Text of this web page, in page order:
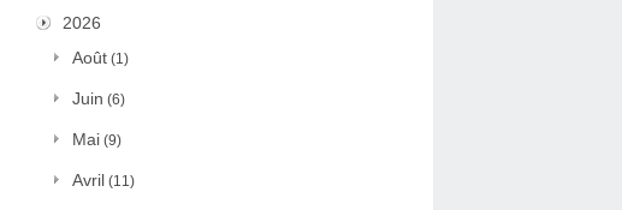
2026
Août (1)
Juin (6)
Mai (9)
Avril (11)